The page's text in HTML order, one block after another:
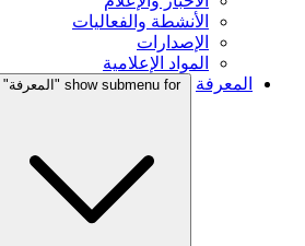
الأنشطة والفعاليات
الإصدارات
المواد الإعلامية
المعرفة
show submenu for "المعرفة"